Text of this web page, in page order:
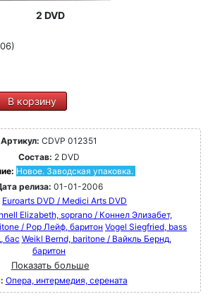
2 DVD
В корзину
Артикул: CDVP 012351
Состав: 2 DVD
Новое. Заводская упаковка.
релиза: 01-01-2006
Euroarts DVD / Medici Arts DVD
Elizabeth, soprano / Коннел Элизабет,
/ Рор Лейф, баритон Vogel Siegfried, bass
бас Weikl Bernd, baritone / Вайкль Бернд,
баритон
Показать больше
Опера, интермедия, серената